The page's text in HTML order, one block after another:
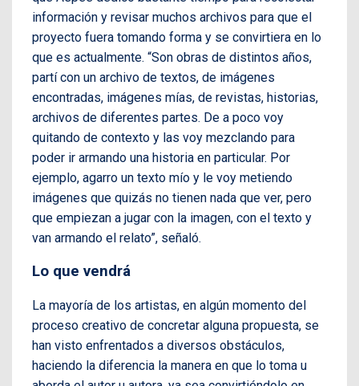
información y revisar muchos archivos para que el
proyecto fuera tomando forma y se convirtiera en lo
que es actualmente. “Son obras de distintos años,
partí con un archivo de textos, de imágenes
encontradas, imágenes mías, de revistas, historias,
archivos de diferentes partes. De a poco voy
quitando de contexto y las voy mezclando para
poder ir armando una historia en particular. Por
ejemplo, agarro un texto mío y le voy metiendo
imágenes que quizás no tienen nada que ver, pero
que empiezan a jugar con la imagen, con el texto y
van armando el relato”, señaló.
Lo que vendrá
La mayoría de los artistas, en algún momento del
proceso creativo de concretar alguna propuesta, se
han visto enfrentados a diversos obstáculos,
haciendo la diferencia la manera en que lo toma u